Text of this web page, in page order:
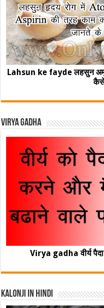
Lahsun ke fayde लहसुन
कैसे
Virya Gadha
Virya gadha वीर्य पैदा
Kalonji In Hindi